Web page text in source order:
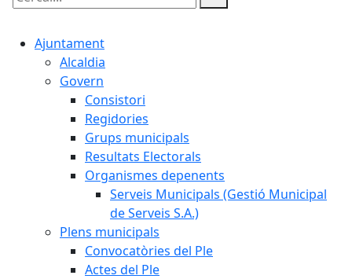
Cercar:
Ajuntament
Alcaldia
Govern
Consistori
Regidories
Grups municipals
Resultats Electorals
Organismes depenents
Serveis Municipals (Gestió Municipal
de Serveis S.A.)
Plens municipals
Convocatòries del Ple
Actes del Ple